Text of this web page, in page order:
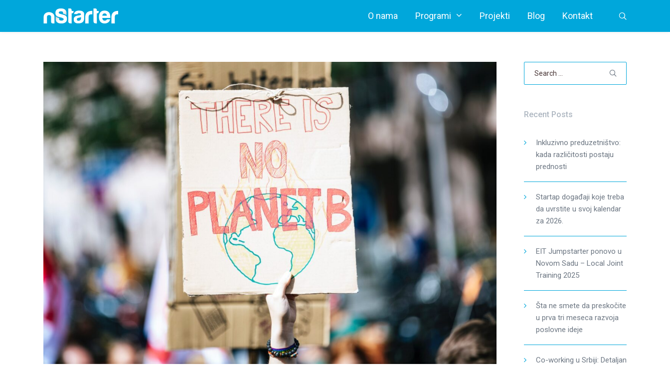
O nama Programi Projekti Blog Kontakt
Recent Posts
Inkluzivno preduzetništvo:
kada različitosti postaju
prednosti
Startap događaji koje treba
da uvrstite u svoj kalendar
za 2026.
EIT Jumpstarter ponovo u
Novom Sadu – Local Joint
Training 2025
Šta ne smete da preskočite
u prva tri meseca razvoja
poslovne ideje
Co-working u Srbiji: Detaljan